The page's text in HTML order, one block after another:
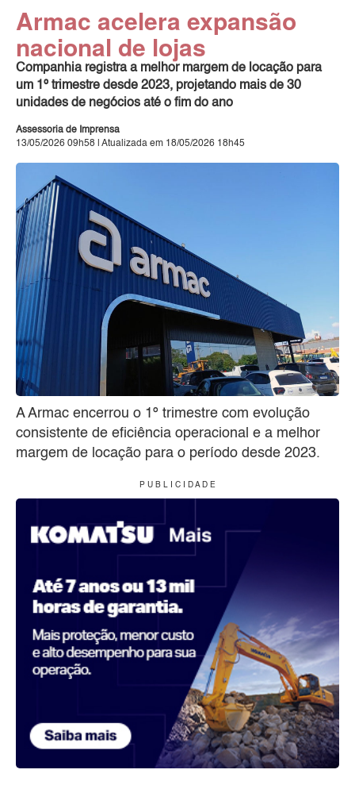
Armac acelera expansão
nacional de lojas
Companhia registra a melhor margem de locação para
um 1º trimestre desde 2023, projetando mais de 30
unidades de negócios até o fim do ano
Assessoria de Imprensa
13/05/2026 09h58 | Atualizada em 18/05/2026 18h45
A Armac encerrou o 1º trimestre com evolução
consistente de eficiência operacional e a melhor
margem de locação para o período desde 2023.
P U B L I C I D A D E